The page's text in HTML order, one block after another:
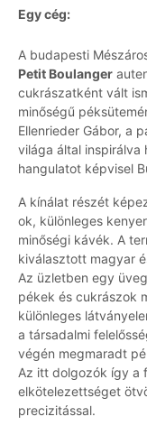
Egy cég:
A budapesti
Petit Boulanger
cukrászatként vált
minőségű
Ellenrieder Gábor, a
világa által
hangulatot képvisel
A kínálat részét
ok, különleges
minőségi kávék. A
kiválasztott magyar
Az üzletben egy
pékek és cukrászok
különleges
a társadalmi
végén megmaradt
Az itt dolgozók így a
elkötelezettséget
precizitással.